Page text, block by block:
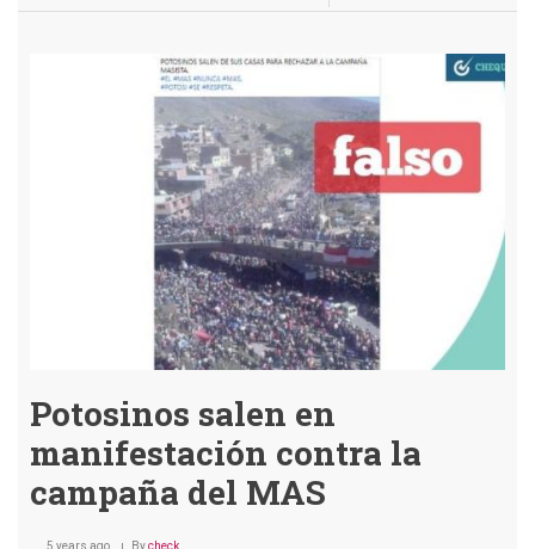
Gabriela
que
vinculada
Evo
tiene
la
culpa
por
guardar
fotos
íntimas
Potosinos salen en
manifestación contra la
campaña del MAS
5 years ago Bycheck